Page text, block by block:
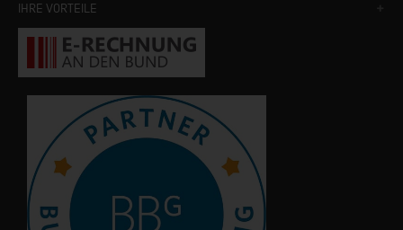
IHRE VORTEILE